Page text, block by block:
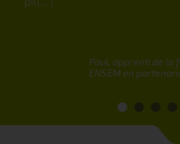
Paul, apprenti de la
ENSEM en